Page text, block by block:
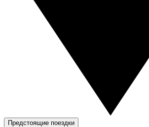
Предстоящие поездки